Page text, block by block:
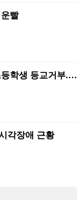
빨
요즘 늘고 있다는 초등학생 등교거부.jpg
각장애 근황